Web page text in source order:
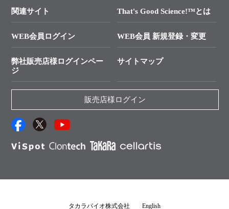
タカラバイオ発表文献
プライマー設計
制限酵素切断サイトの検索
ユーザーズボイス集
抗体検索サイト
├ 受託サービスお問い合わせ
資料請求 機器関連
資料請求 受託関連
資料請求 核酸抽出・精製カタログ
サンプル請求一覧
プロトコール集
関連サイト That's Good Science!™とは
WEB会員ログイン WEB会員 新規登録・変更
弊社販売店様ログインペー
ジ
サイトマップ
販売店様ログイン
タカラバイオ株式会社 English